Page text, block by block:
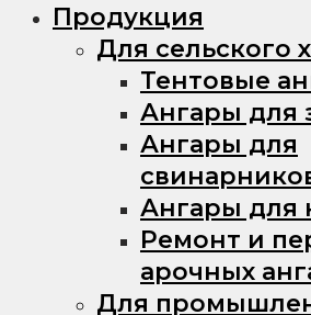
Продукция
Для сельского
Тентовые
Ангары для
Ангары для
Ангары для
Ремонт и
арочных
Для